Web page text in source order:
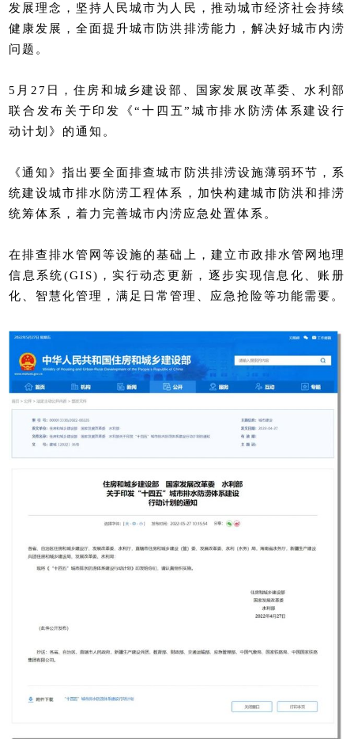
发展理念，坚持人民城市为人民，推动城市经济社会持续
健康发展，全面提升城市防洪排涝能力，解决好城市内涝
问题。
5月27日，住房和城乡建设部、国家发展改革委、水利部
联合发布关于印发《“十四五”城市排水防涝体系建设行
动计划》的通知。
《通知》指出要全面排查城市防洪排涝设施薄弱环节，系
统建设城市排水防涝工程体系，加快构建城市防洪和排涝
统筹体系，着力完善城市内涝应急处置体系。
在排查排水管网等设施的基础上，建立市政排水管网地理
信息系统(GIS)，实行动态更新，逐步实现信息化、账册
化、智慧化管理，满足日常管理、应急抢险等功能需要。